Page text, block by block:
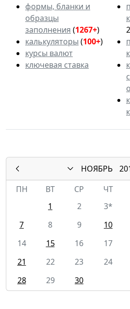
формы, бланки и
образцы
заполнения (1267+)
калькуляторы (100+)
курсы валют
ключевая ставка
НОЯБРЬ
ПН
ВТ СР ЧТ
1
2 3*
7
8 9 10
14
15 16 17
21
22 23 24
28
29 30